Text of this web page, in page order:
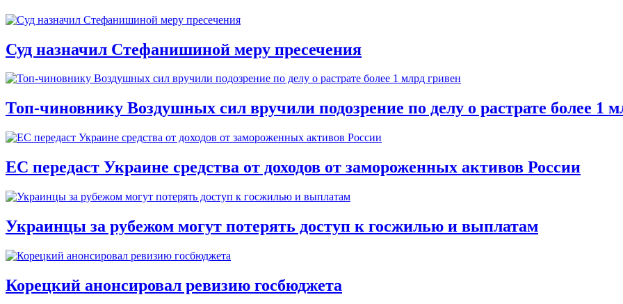
Суд назначил Стефанишиной меру пресечения
Топ-чиновнику Воздушных сил вручили подозрение по делу о растрате более 1
ЕС передаст Украине средства от доходов от замороженных активов России
Украинцы за рубежом могут потерять доступ к госжилью и выплатам
Корецкий анонсировал ревизию госбюджета